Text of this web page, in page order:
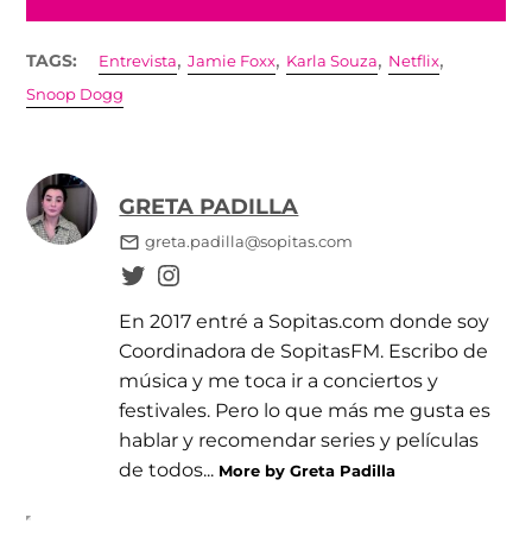
TAGS: Entrevista,Jamie Foxx, Karla Souza, Netflix,
Snoop Dogg
GRETA PADILLA
greta.padilla@sopitas.com
En 2017 entré a Sopitas.com donde soy
Coordinadora de SopitasFM. Escribo de
música y me toca ir a conciertos y
festivales. Pero lo que más me gusta es
hablar y recomendar series y películas
de todos... More by Greta Padilla